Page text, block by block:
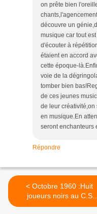
on prête bien
découvre un
musique car tout
d'écouter à
étaient en accord
cette époque-
voie de la
tomber bien
de ces jeunes
de leur
en musique.En
seront enchanteurs
Répondre
< Octobre 1960 :Huit
joueurs noirs au C.S
Verviers ; un record !!!.